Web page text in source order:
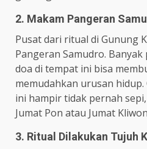
2. Makam Pangeran
Pusat dari ritual di Gunung
Pangeran Samudro.
doa di tempat ini bisa
memudahkan urusan
ini hampir tidak pernah
Jumat Pon atau Jumat
3. Ritual Dilakukan Tujuh